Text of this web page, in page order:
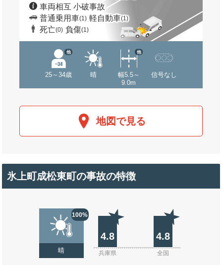
車両相互 小破事故
普通乗用車(1) 軽自動車(1)
死亡(0) 負傷(1)
25～34歳
他
晴
幅5.5～
9.0m
他
信号なし
地図で見る
氷上町成松東町の事故の特徴
100%
晴
4.8 4.8
兵庫県 全国